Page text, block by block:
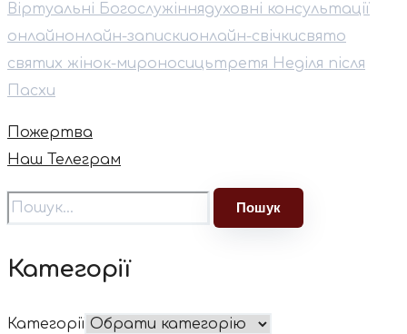
Віртуальні Богослужіннядуховні консультації
онлайнонлайн-запискионлайн-свічкисвято
святих жінок-мироносицьтретя Неділя після
Пасхи
Пожертва
Наш Телеграм
Категорії
Категорії